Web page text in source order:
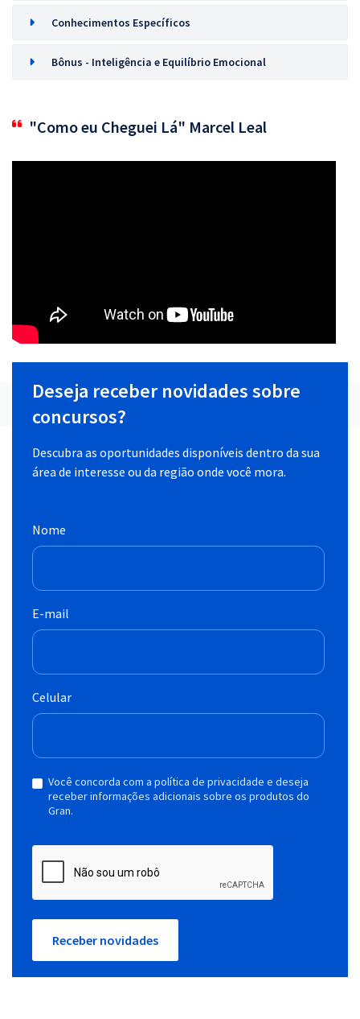
Conhecimentos Específicos
Bônus - Inteligência e Equilíbrio Emocional
"Como eu Cheguei Lá" Marcel Leal
Deseja receber novidades sobre
concursos?
Descubra as oportunidades disponíveis dentro da sua
área de interesse ou da região onde você mora.
Nome
E-mail
Celular
Você concorda com a política de privacidade e deseja
receber informações adicionais sobre os produtos do
Gran.
Receber novidades